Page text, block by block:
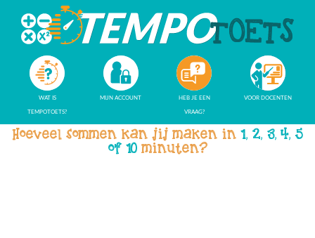
WAT IS
TEMPOTOETS?
MIJN ACCOUNT
HEB JE EEN
VRAAG?
VOOR DOCENTEN
Hoeveel sommen kan jij maken in 1, 2, 3, 4, 5
of 10 minuten?